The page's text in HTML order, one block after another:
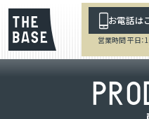
お電話は
営業時間 平日
PRO